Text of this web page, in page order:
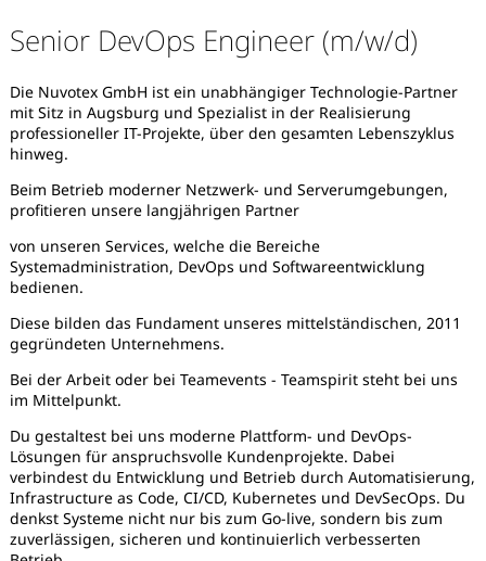
Senior DevOps Engineer (m/w/d)
Die Nuvotex GmbH ist ein unabhängiger Technologie-Partner
mit Sitz in Augsburg und Spezialist in der Realisierung
professioneller IT-Projekte, über den gesamten Lebenszyklus
hinweg.
Beim Betrieb moderner Netzwerk- und Serverumgebungen,
profitieren unsere langjährigen Partner
von unseren Services, welche die Bereiche
Systemadministration, DevOps und Softwareentwicklung
bedienen.
Diese bilden das Fundament unseres mittelständischen, 2011
gegründeten Unternehmens.
Bei der Arbeit oder bei Teamevents - Teamspirit steht bei uns
im Mittelpunkt.
Du gestaltest bei uns moderne Plattform- und DevOps-
Lösungen für anspruchsvolle Kundenprojekte. Dabei
verbindest du Entwicklung und Betrieb durch Automatisierung,
Infrastructure as Code, CI/CD, Kubernetes und DevSecOps. Du
denkst Systeme nicht nur bis zum Go-live, sondern bis zum
zuverlässigen, sicheren und kontinuierlich verbesserten
Karte anzeigen